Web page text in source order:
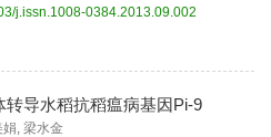
j.issn.1008-0384.2013.09.002
导水稻抗稻瘟病基因Pi-9
娟, 梁水金